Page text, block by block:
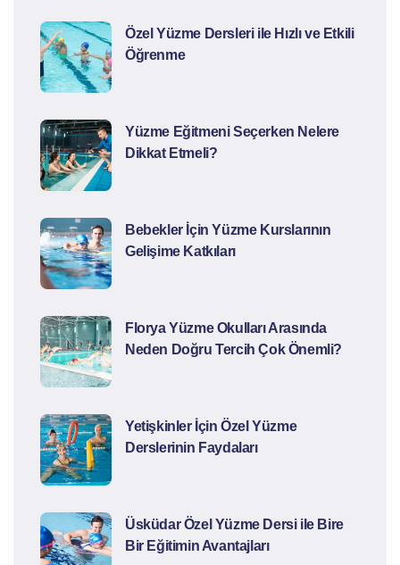
Özel Yüzme Dersleri ile Hızlı ve Etkili
Öğrenme
Yüzme Eğitmeni Seçerken Nelere
Dikkat Etmeli?
Bebekler İçin Yüzme Kurslarının
Gelişime Katkıları
Florya Yüzme Okulları Arasında
Neden Doğru Tercih Çok Önemli?
Yetişkinler İçin Özel Yüzme
Derslerinin Faydaları
Üsküdar Özel Yüzme Dersi ile Bire
Bir Eğitimin Avantajları